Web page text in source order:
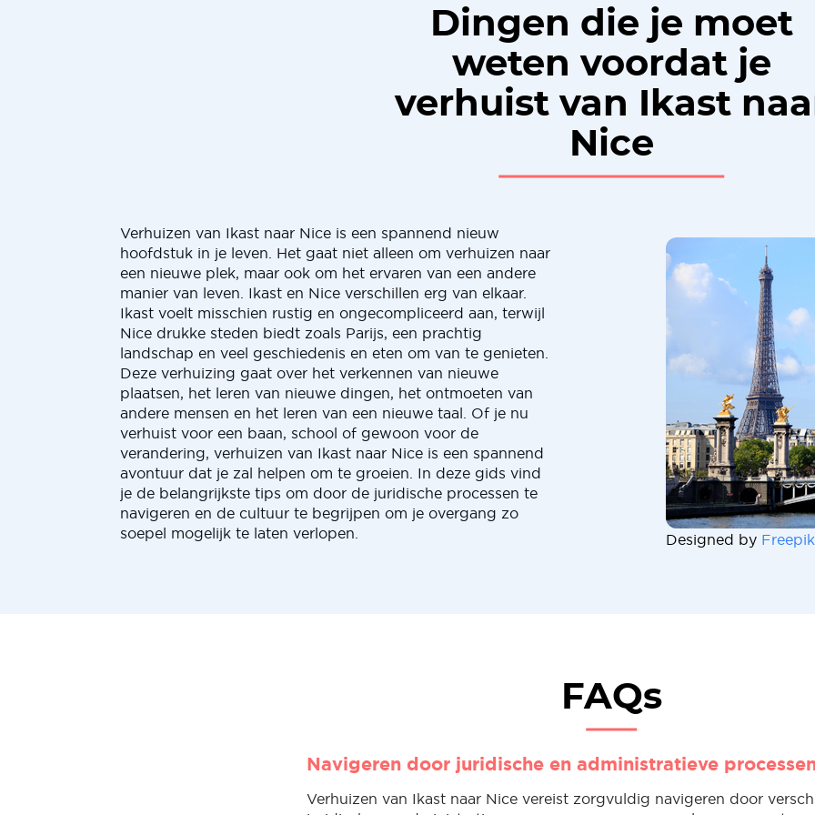
Dingen die je moet
weten voordat je
verhuist van Ikast
Nice
Verhuizen van Ikast naar Nice is een spannend nieuw
hoofdstuk in je leven. Het gaat niet alleen om verhuizen naar
een nieuwe plek, maar ook om het ervaren van een andere
manier van leven. Ikast en Nice verschillen erg van elkaar.
Ikast voelt misschien rustig en ongecompliceerd aan, terwijl
Nice drukke steden biedt zoals Parijs, een prachtig
landschap en veel geschiedenis en eten om van te genieten.
Deze verhuizing gaat over het verkennen van nieuwe
plaatsen, het leren van nieuwe dingen, het ontmoeten van
andere mensen en het leren van een nieuwe taal. Of je nu
verhuist voor een baan, school of gewoon voor de
verandering, verhuizen van Ikast naar Nice is een spannend
avontuur dat je zal helpen om te groeien. In deze gids vind
je de belangrijkste tips om door de juridische processen te
navigeren en de cultuur te begrijpen om je overgang zo
soepel mogelijk te laten verlopen.
Designed by Freepik
FAQs
Navigeren door juridische en administratieve
Verhuizen van Ikast naar Nice vereist zorgvuldig navigeren door